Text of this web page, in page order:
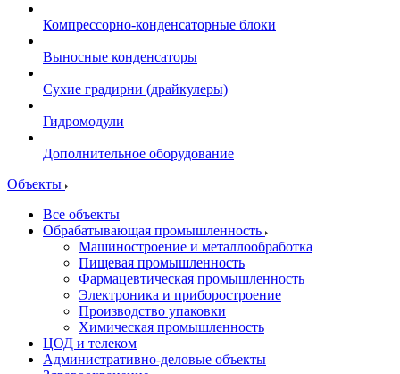
Компрессорно-конденсаторные блоки
Выносные конденсаторы
Сухие градирни (драйкулеры)
Гидромодули
Дополнительное оборудование
Объекты
Все объекты
Обрабатывающая промышленность
Машиностроение и металлообработка
Пищевая промышленность
Фармацевтическая промышленность
Электроника и приборостроение
Производство упаковки
Химическая промышленность
ЦОД и телеком
Административно-деловые объекты